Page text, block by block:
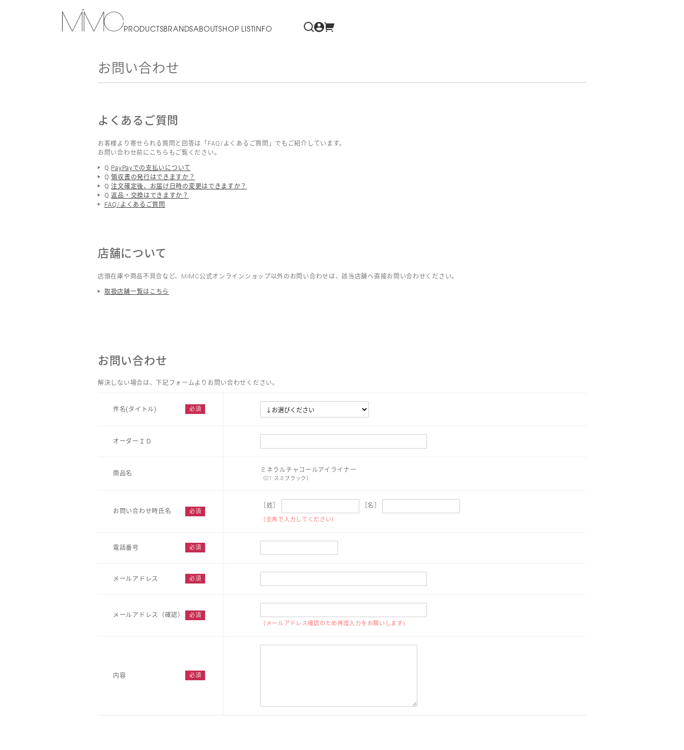
PRODUCTSBRANDSABOUTSHOP LIST INFO
お問い合わせ
よくあるご質問
お客様より寄せられる質問と回答は「FAQ/よくあるご質問」でもご紹介しています。
お問い合わせ前にこちらもご覧ください。
Q. PayPayでの支払いについて
Q.領収書の発行はできますか？
Q.注文確定後、お届け日時の変更はできますか？
Q.返品・交換はできますか？
FAQ/よくあるご質問
店舗について
店頭在庫や商品不具合など、MiMC公式オンラインショップ以外のお問い合わせは、該当店舗へ直接お問い合わせください。
取扱店舗一覧はこちら
お問い合わせ
解決しない場合は、下記フォームよりお問い合わせください。
件名(タイトル)
オーダーＩＤ
商品名 ミネラルチャコールアイライナー
（01 スミブラック）
お問い合わせ時氏名
［姓］ ［名］
（全角で入力してください）
電話番号
メールアドレス
メールアドレス（確認）
（メールアドレス確認のため再度入力をお願いします)
内容